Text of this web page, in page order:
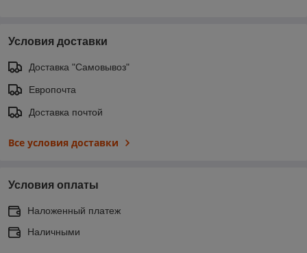
Условия доставки
Доставка "Самовывоз"
Европочта
Доставка почтой
Все условия доставки
Условия оплаты
Наложенный платеж
Наличными